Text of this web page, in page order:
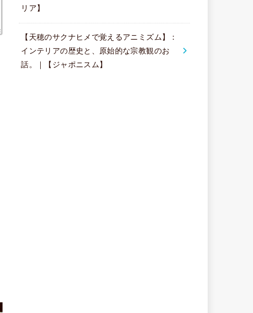
リア】
【天穂のサクナヒメで覚えるアニミズム】：
インテリアの歴史と、原始的な宗教観のお
話。｜【ジャポニスム】